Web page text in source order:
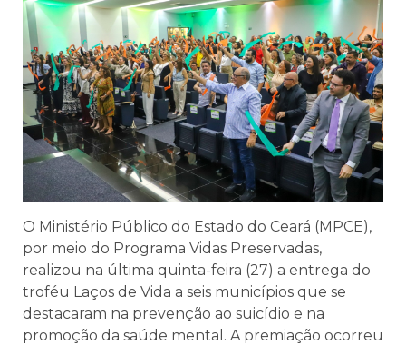
O Ministério Público do Estado do Ceará (MPCE),
por meio do Programa Vidas Preservadas,
realizou na última quinta-feira (27) a entrega do
troféu Laços de Vida a seis municípios que se
destacaram na prevenção ao suicídio e na
promoção da saúde mental. A premiação ocorreu